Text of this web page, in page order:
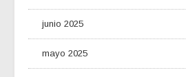
junio 2025
mayo 2025